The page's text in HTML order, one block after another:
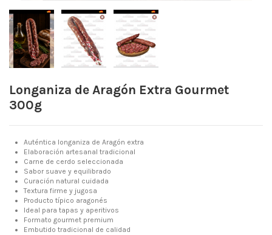
Longaniza de Aragón Extra Gourmet
300g
Auténtica longaniza de Aragón extra
Elaboración artesanal tradicional
Carne de cerdo seleccionada
Sabor suave y equilibrado
Curación natural cuidada
Textura firme y jugosa
Producto típico aragonés
Ideal para tapas y aperitivos
Formato gourmet premium
Embutido tradicional de calidad